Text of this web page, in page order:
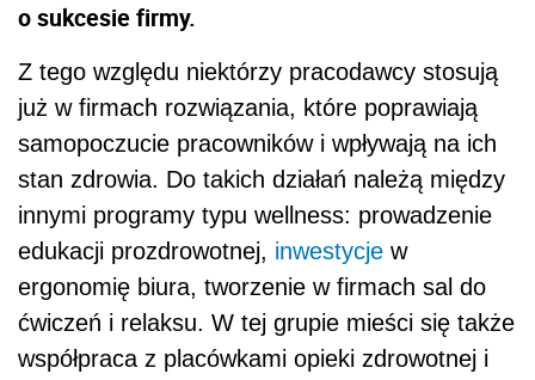
o sukcesie firmy.
Z tego względu niektórzy pracodawcy stosują
już w firmach rozwiązania, które poprawiają
samopoczucie pracowników i wpływają na ich
stan zdrowia. Do takich działań należą między
innymi programy typu wellness: prowadzenie
edukacji prozdrowotnej, inwestycje w
ergonomię biura, tworzenie w firmach sal do
ćwiczeń i relaksu. W tej grupie mieści się także
współpraca z placówkami opieki zdrowotnej i